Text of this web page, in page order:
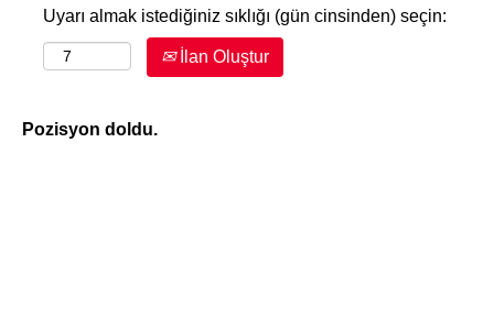
Uyarı almak istediğiniz sıklığı (gün cinsinden) seçin:
İlan Oluştur
Pozisyon doldu.